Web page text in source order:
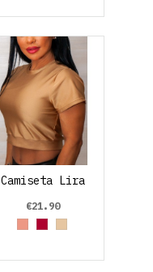
Camiseta Lira
€21.90
Rosa Salmón
Rojo Rubí
Dorado